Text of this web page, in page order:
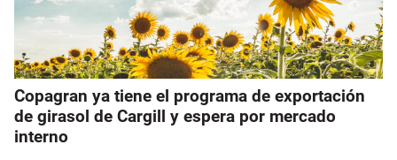
Copagran ya tiene el programa de exportación
de girasol de Cargill y espera por mercado
interno